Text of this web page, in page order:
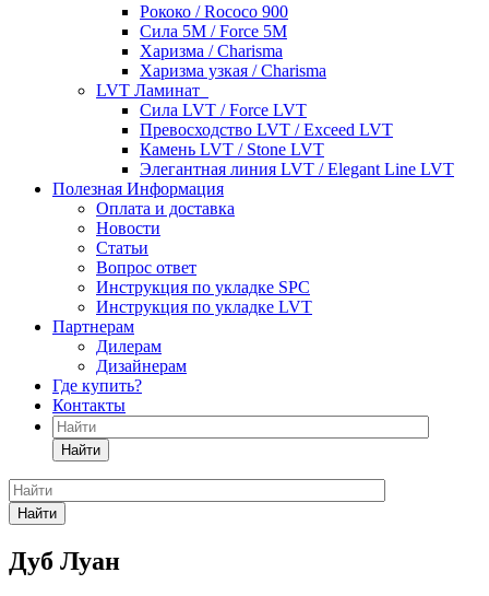
Рококо / Rococo 900
Сила 5М / Force 5М
Харизма / Charisma
Харизма узкая / Charisma
LVT Ламинат
Сила LVT / Force LVT
Превосходство LVT / Exceed LVT
Камень LVT / Stone LVT
Элегантная линия LVT / Elegant Line LVT
Полезная Информация
Оплата и доставка
Новости
Статьи
Вопрос ответ
Инструкция по укладке SPC
Инструкция по укладке LVT
Партнерам
Дилерам
Дизайнерам
Где купить?
Контакты
Найти
Найти
Дуб Луан